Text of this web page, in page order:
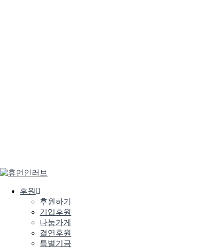
후원
후원하기
기업후원
나눔가게
결연후원
특별기금